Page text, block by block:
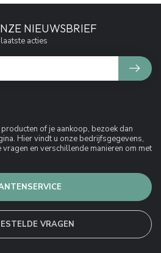
of je aankoop, bezoek dan
Hier vindt u onze bedrijfsgegevens,
en verschillende manieren om met
VRAGEN
NIEUWSBRIEF
acties